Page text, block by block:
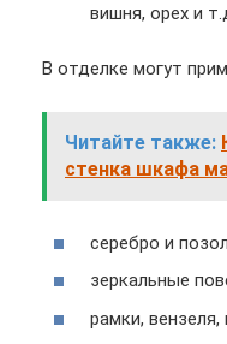
вишня, орех и
В отделке могут
Читайте также:
стенка шкафа
серебро и
зеркальные
рамки, вензеля,